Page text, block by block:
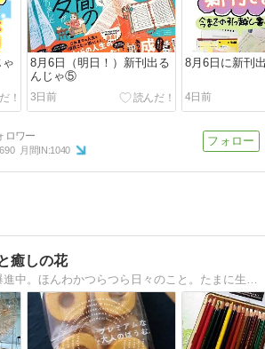
8月6日（明日！）新刊出る
んじゃ⑤
3日前
8月6日に新刊
4日前
690 月間IN:1040
癒しの花